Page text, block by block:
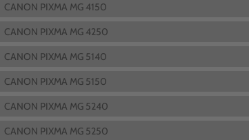
CANON PIXMA MG 4150
CANON PIXMA MG 4250
CANON PIXMA MG 5140
CANON PIXMA MG 5150
CANON PIXMA MG 5240
CANON PIXMA MG 5250